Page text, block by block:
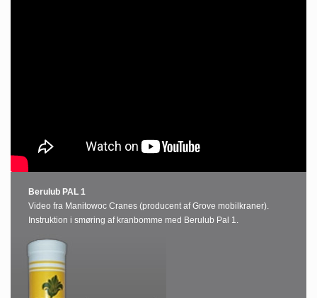
Berulub PAL 1
Video fra Manitowoc Cranes (producent af Grove mobilkraner).
Instruktion i smøring af kranbomme med Berulub Pal 1.